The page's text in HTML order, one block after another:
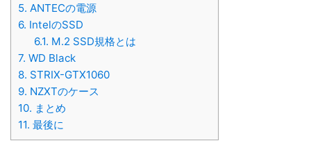
5. ANTECの電源
6. IntelのSSD
6.1. M.2 SSD規格とは
7. WD Black
8. STRIX-GTX1060
9. NZXTのケース
10. まとめ
11. 最後に